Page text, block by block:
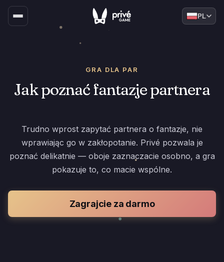
PL
GRA DLA PAR
Jak poznać fantazje partnera
Trudno wprost zapytać partnera o fantazje, nie
wprawiając go w zakłopotanie. Privé pozwala je
poznać delikatnie — oboje zaznaczacie osobno, a gra
pokazuje to, co macie wspólne.
Zagrajcie za darmo